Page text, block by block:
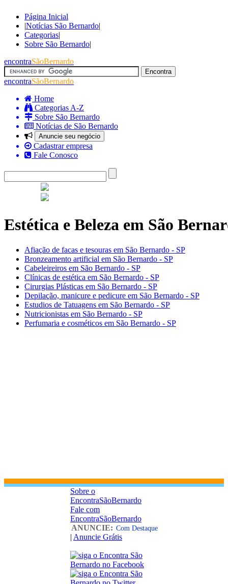
Página Inicial
|Notícias São Bernardo|
Categorias|
Sobre São Bernardo|
encontraSãoBernardo
encontraSãoBernardo
Home
Categorias A-Z
Sobre São Bernardo
Notícias de São Bernardo
Anuncie seu negócio
Cadastrar empresa
Fale Conosco
Estética e Beleza em São
Afiação de facas e tesouras em São Bernardo - SP
Bronzeamento artificial em São Bernardo - SP
Cabeleireiros em São Bernardo - SP
Clínicas de estética em São Bernardo - SP
Cirurgias Plásticas em São Bernardo - SP
Depilação, manicure e pedicure em São Bernardo - SP
Estudios de Tatuagens em São Bernardo - SP
Nutricionistas em São Bernardo - SP
Perfumaria e cosméticos em São Bernardo - SP
Sobre o
EncontraSãoBernardo
Fale com
EncontraSãoBernardo
ANUNCIE: Com Destaque
| Anuncie Grátis